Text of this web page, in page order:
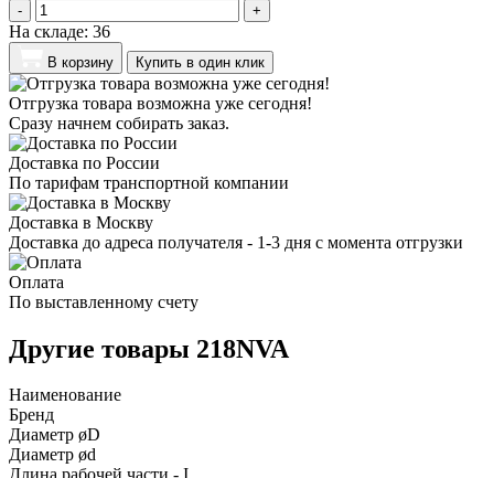
- +
На складе: 36
В корзину Купить в один клик
Отгрузка товара возможна уже сегодня!
Сразу начнем собирать заказ.
Доставка по России
По тарифам транспортной компании
Доставка в Москву
Доставка до адреса получателя - 1-3 дня с момента отгрузки
Оплата
По выставленному счету
Другие товары 218NVA
Наименование
Бренд
Диаметр øD
Диаметр ød